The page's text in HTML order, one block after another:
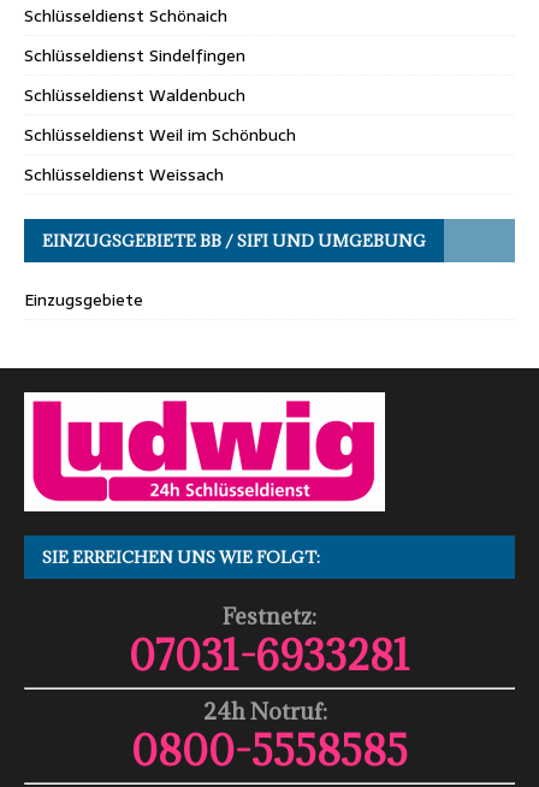
Schlüsseldienst Schönaich
Schlüsseldienst Sindelfingen
Schlüsseldienst Waldenbuch
Schlüsseldienst Weil im Schönbuch
Schlüsseldienst Weissach
EINZUGSGEBIETE BB / SIFI UND UMGEBUNG
Einzugsgebiete
SIE ERREICHEN UNS WIE FOLGT:
Festnetz:
07031-6933281
24h Notruf:
0800-5558585